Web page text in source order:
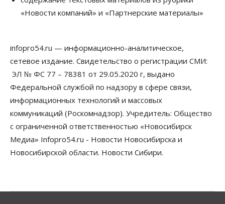
07 Августа 2026, 10:00
выстраивают системы защиты от атак БПЛА
07 Августа 2026, 09:00
По «Сибэлектротерму» выдали исполнительные
листы на полмиллиарда рублей
07 Августа 2026, 08:00
Бизнес Власть Медицина Общество
Искусственный интеллект предлагают
привлекать к разработке новых лекарств в
России
«Новости компаний» и «Партнерские материалы»
infopro54.ru — информационно-аналитическое,
сетевое издание. Свидетельство о регистрации СМИ:
ЭЛ № ФС 77 – 78381 от 29.05.2020 г, выдано
Федеральной службой по надзору в сфере связи,
информационных технологий и массовых
коммуникаций (Роскомнадзор). Учредитель: Общество
с ограниченной ответственностью «Новосибирск
Медиа» Infopro54.ru - Новости Новосибирска и
Новосибирской области. Новости Сибири.